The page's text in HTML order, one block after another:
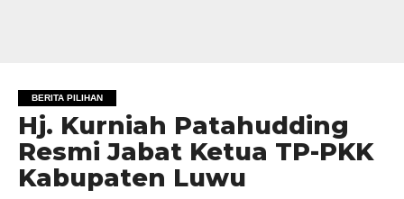
BERITA PILIHAN
Hj. Kurniah Patahudding
Resmi Jabat Ketua TP-PKK
Kabupaten Luwu